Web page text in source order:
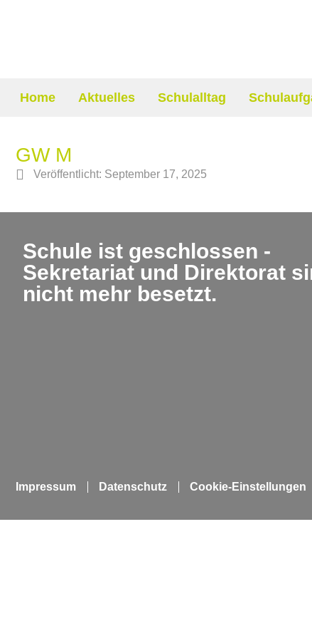
Home Aktuelles Schulalltag
GW M
Veröffentlicht: September 17, 2025
Schule ist geschlossen -
Sekretariat und Direktorat
nicht mehr besetzt.
Impressum Datenschutz Cookie-Einstellungen